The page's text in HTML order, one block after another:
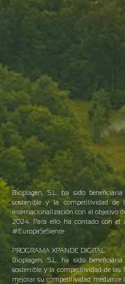
Bioplagen, S.L. ha sido
sostenible y la competitividad
Internacionalización con el objetivo
2024. Para ello ha contado con el
#EuropaSeSiente
PROGRAMA XPANDE DIGITAL
Bioplagen, S.L. ha sido
sostenible y la competitividad de las
mejorar su competitividad mediante